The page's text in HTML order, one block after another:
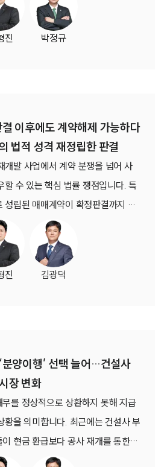
상실했고 이에 따라 전세금안심대출
가 발생했다고 보았습니다.대법원 역
며, 임차인의 점유가 더 이상 임차권
진 박정규
이후에도 계약해제 가능하다
법적 성격 재정립한 판결
개발 사업에서 계약 분쟁을 넘어 사
수 있는 핵심 법률 쟁점입니다. 특
성립된 매매계약이 확정판결까지 받
능한지 여부는 실무에서 지속적으로
사건에서 법원은 재건축조합이 매도
매계약이 성립하고 확정판결까지 받
후 매매대금을 지급하지 않는다면 민
던 사후 공탁을 통한 분쟁 회피 전략
했습니다. (서울남부지방법원
가합101088 판결)
진 김광덕
분양이행’ 선택 늘어…건설사
장 변화
를 정상적으로 상환하지 못해 지급
니다. 최근에는 건설사 부
현금 환급보다 공사 재개를 통한
사례가 증가하면서 건설 시장의 새로